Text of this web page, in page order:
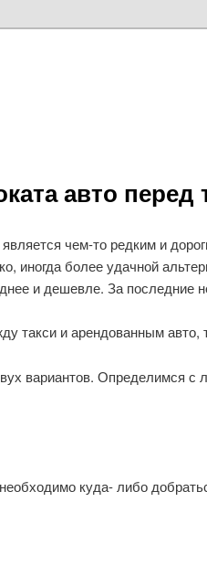
авто перед
чем-то редким и
иногда более удачной
и дешевле. За последние
такси и арендованным авто,
вариантов. Определимся
куда- либо